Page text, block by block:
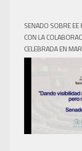
SENADO SOBRE
CON LA
CELEBRADA EN